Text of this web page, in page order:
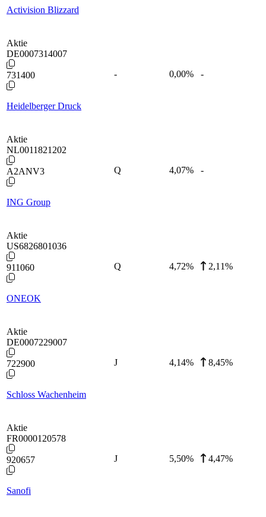
Activision Blizzard
Aktie
DE0007314007
731400
Heidelberger Druck
- 0,00% -
Aktie
NL0011821202
A2ANV3
ING Group
Q 4,07% -
Aktie
US6826801036
911060
ONEOK
Q 4,72% 2,11%
Aktie
DE0007229007
722900
Schloss Wachenheim
J 4,14% 8,45%
Aktie
FR0000120578
920657
Sanofi
J 5,50% 4,47%